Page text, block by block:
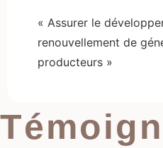
« Assurer le
renouvellement de
producteurs »